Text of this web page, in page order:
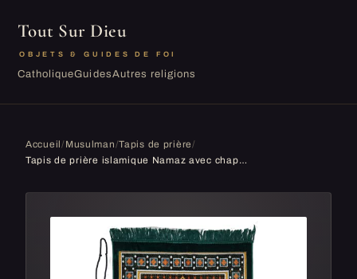
Tout Sur Dieu
OBJETS & GUIDES DE FOI
CatholiqueGuidesAutres religions
Accueil/ Musulman/Tapis de prière/
Tapis de prière islamique Namaz avec chapelet offert tapis léger et doux de musulmane Janamaz,Sajadah,idéal pour le voyage/Masjid(L-vert)